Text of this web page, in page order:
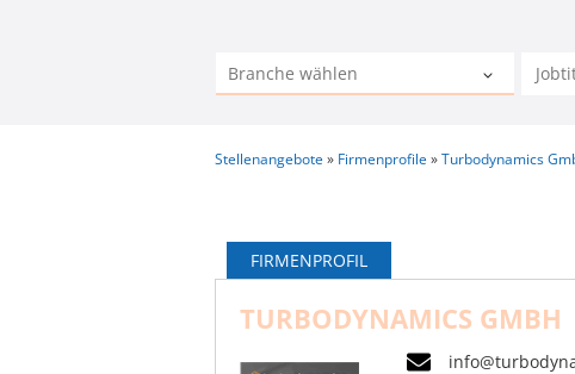
Stellenangebote Firmenprofile Turbodynamics
FIRMENPROFIL
TURBODYNAMICS GMBH